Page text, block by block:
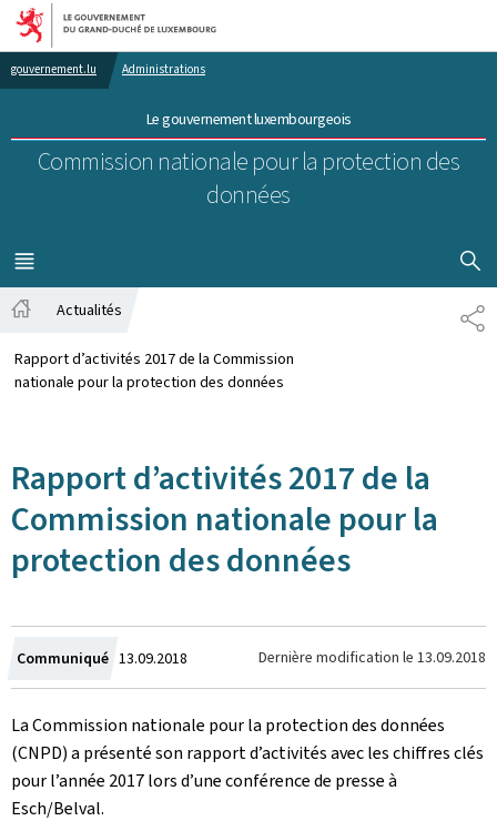
Aller au menu principal
Aller au contenu
gouvernement.lu Administrations
Le gouvernement luxembourgeois
Commission nationale pour la protection des
données
MENU
PRINCIPAL
Actualités
Rapport d’activités 2017 de la Commission
nationale pour la protection des données
Rapport d’activités 2017 de la
Commission nationale pour la
protection des données
Communiqué Crée
le
13.09.2018 Dernière modification le 13.09.2018
La Commission nationale pour la protection des données
(CNPD) a présenté son rapport d’activités avec les chiffres clés
pour l’année 2017 lors d’une conférence de presse à
Esch/Belval.